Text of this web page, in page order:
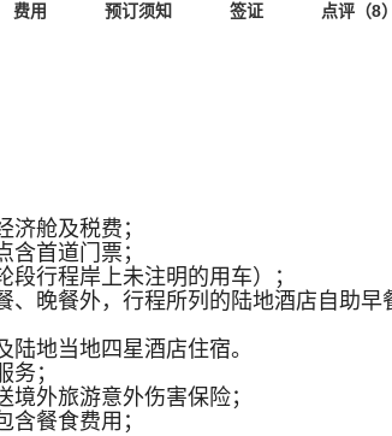
费用 预订须知 签证 点评（8）
济舱及税费；
含首道门票；
段行程岸上未注明的用车）；
、晚餐外，行程所列的陆地酒店自助早
陆地当地四星酒店住宿。
务；
境外旅游意外伤害保险；
含餐食费用；